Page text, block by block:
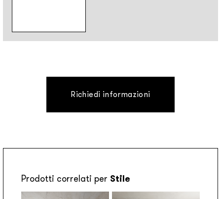
Richiedi informazioni
Prodotti correlati per Stile